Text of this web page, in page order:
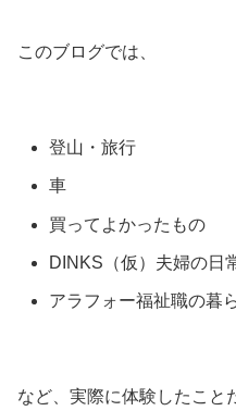
このブログでは、
登山・旅行
車
買ってよかったもの
DINKS（仮）夫婦の日
アラフォー福祉職の暮
など、実際に体験したこと